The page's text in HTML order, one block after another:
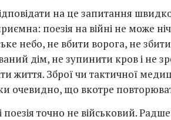
на це запитання
поезія на війні не може
небо, не вбити ворога, не
дім, не зупинити кров і не
життя. Зброї чи тактичної
очевидно, що вкотре
поезія точно не військовий.